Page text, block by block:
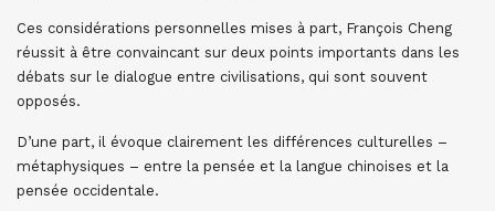
Ces considérations personnelles mises à part, François Cheng
réussit à être convaincant sur deux points importants dans les
débats sur le dialogue entre civilisations, qui sont souvent
opposés.
D’une part, il évoque clairement les différences culturelles –
métaphysiques – entre la pensée et la langue chinoises et la
pensée occidentale.